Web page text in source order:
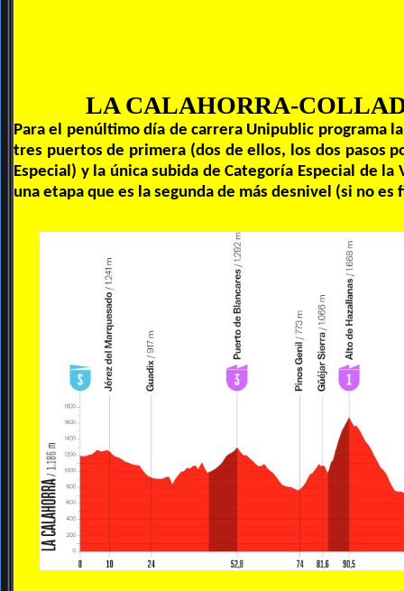
LA CALAHORRA-
Para el penúltimo día de carrera Unipublic programa
tres puertos de primera (dos de ellos, los dos pasos
Especial) y la única subida de Categoría Especial de
una etapa que es la segunda de más desnivel (si no